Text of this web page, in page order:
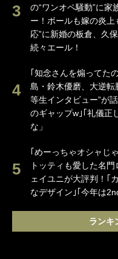
の“ワンオペ騒動”に家
ー！ボールも嫁の炎上
応”に新婚の板倉、久
続々エール！
｢知念さんを煽ってた
島・鈴木優磨、大逆転
等生インタビュー”が
のギャップw｣｢礼儀正
な」
｢めーっちゃオシャじ
トッティも愛した名
ェイユニが大評判！｢
なデザイン｣｢今年は
ランキ